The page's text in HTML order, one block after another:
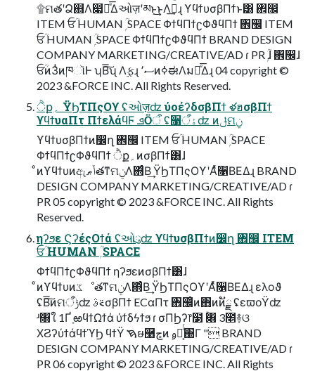
۩ମతʹՁ஋Λ෇Ճͤ͞Δઓज़ʹམͱ͢͜ͱΛࢦ͢ɻ ϒϥϯυσβΠϯͱ͸ ঎඼
ITEM ਓؒ HUMAN ۭؒ SPACE ΦϯϥΠϯʗΦϑϥΠϯ ঎඼ ITEM
ਓؒ HUMAN ۭؒ SPACE ΦϯϥΠϯʗΦϑϥΠϯ BRAND DESIGN
COMPANY MARKETING/CREATIVE/AD ɾ PR ۭؒɺ ঎඼ɺ
ਓؒͷ3ͭͷཁૉͰ ʮΒ͠͞ʯ Λ࣮ફɻ ސ٬ͷߦಈΛม༰ͤ͞Δɻ 04 copyright ©
2023 &FORCE INC. All Rights Reserved.
ੈք؍ ΫϦΤΠςΟϒ ʢઓज़ʣ ύοέʔδσβΠϯ ళฮσβΠϯ
ϒϥϯυαΠτ ΠϯελάϥϜ ܦӦऀ ʢ૑ۀऀʣ ͷݪମݧ
ϒϥϯυσβΠϯͷ෼ղ ঎඼ ITEM ਓؒ HUMAN ۭؒ SPACE
ΦϯϥΠϯʗΦϑϥΠϯ ੈք؍ͷσβΠϯ͸ɺ
ͦͷϒϥϯυͷඇݴޠతͳମݧΛ΋ͨΒ͢ ΫϦΤΠςΟϒʹΑͬͯ૑ΒΕΔɻ BRAND
DESIGN COMPANY MARKETING/CREATIVE/AD ɾ
PR 05 copyright © 2023 &FORCE INC. All Rights
Reserved.
ηʔϧε ϚʔέςΟϯά ʢઓུʣ ϒϥϯυσβΠϯͷ෼ղ ঎඼ ITEM
ਓؒ HUMAN ۭؒ SPACE
ΦϯϥΠϯʗΦϑϥΠϯ ηʔϧεͷσβΠϯ͸ɺ
ͦͷϒϥϯυͷػೳతͳମݧΛ΋ͨΒ͢ ΫϦΤΠςΟϒʹΑͬͯ૑ΒΕΔɻ ελοϑ
ʢΒ͠͞ͷମݱऀʣ ࠵ࣄσβΠϯ ECαΠτ ঎඼ͦͷ΋ͷͷັྗ ʢεϖοΫʣ
ʴ৘ใ 1Ґ ָఱϥϯΩϯά ύϯδϟϯϧ ɾ σΠϦʔ෦໳ ۚ৆ 3೥࿈ଓ
ΧϨʔύϯάϥϯϓϦ ϥϯΫ ࠇໟ࿨ڇͷ ࢫຯ͕ͨͬ΀Γ " BRAND
DESIGN COMPANY MARKETING/CREATIVE/AD ɾ
PR 06 copyright © 2023 &FORCE INC. All Rights